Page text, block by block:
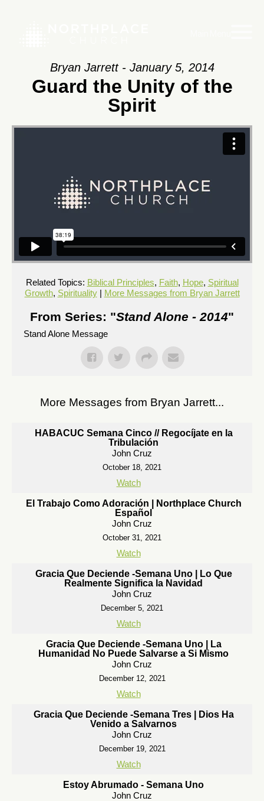
Bryan Jarrett - January 5, 2014
Guard the Unity of the
Spirit
Related Topics: Biblical Principles, Faith, Hope, Spiritual
Growth, Spirituality| More Messages from Bryan Jarrett
From Series: "Stand Alone - 2014"
Stand Alone Message
More Messages from Bryan Jarrett...
HABACUC Semana Cinco // Regocíjate en la
Tribulación
John Cruz
October 18, 2021
Watch
El Trabajo Como Adoración | Northplace Church
Español
John Cruz
October 31, 2021
Watch
Gracia Que Deciende -Semana Uno | Lo Que
Realmente Significa la Navidad
John Cruz
December 5, 2021
Watch
Gracia Que Deciende -Semana Uno | La
Humanidad No Puede Salvarse a Si Mismo
John Cruz
December 12, 2021
Watch
Gracia Que Deciende -Semana Tres | Dios Ha
Venido a Salvarnos
John Cruz
December 19, 2021
Watch
Estoy Abrumado - Semana Uno
John Cruz